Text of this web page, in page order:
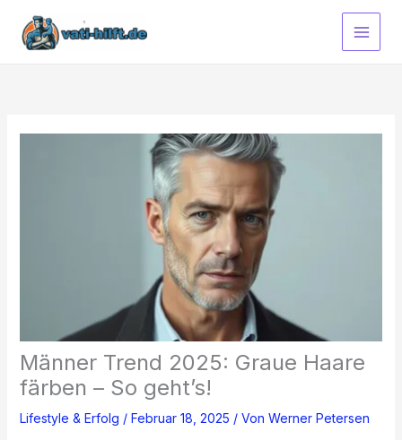
Inhalt
springen
Männer Trend 2025: Graue Haare
färben – So geht’s!
Lifestyle & Erfolg / Februar 18, 2025 / Von Werner Petersen